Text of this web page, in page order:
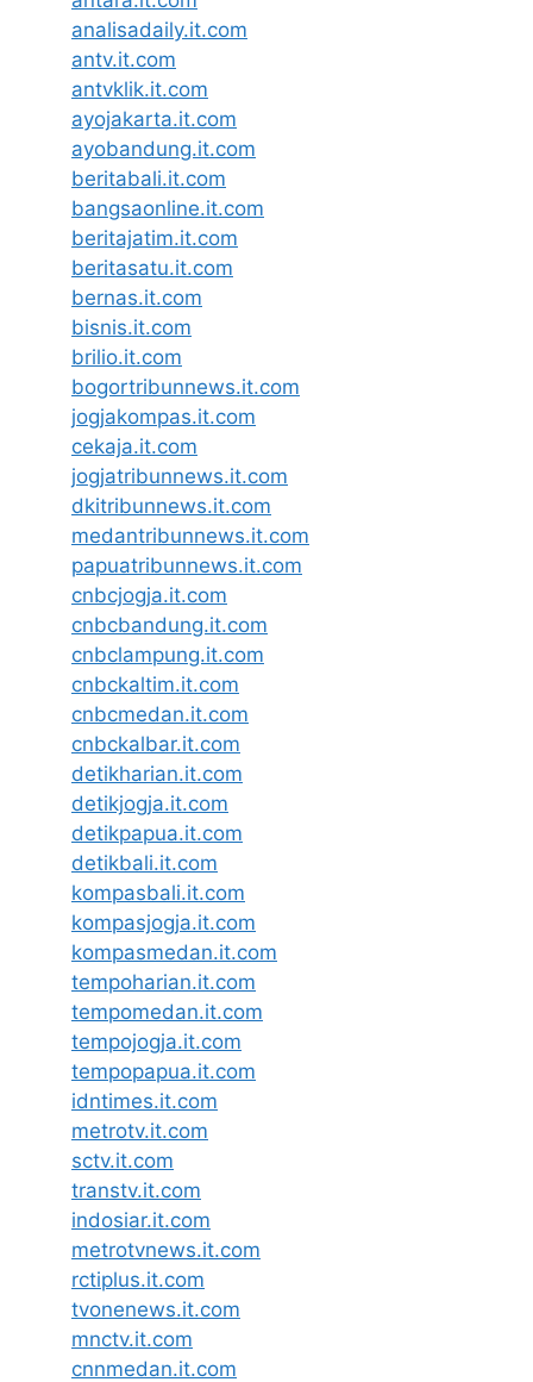
analisadaily.it.com
antv.it.com
antvklik.it.com
ayojakarta.it.com
ayobandung.it.com
beritabali.it.com
bangsaonline.it.com
beritajatim.it.com
beritasatu.it.com
bernas.it.com
bisnis.it.com
brilio.it.com
bogortribunnews.it.com
jogjakompas.it.com
cekaja.it.com
jogjatribunnews.it.com
dkitribunnews.it.com
medantribunnews.it.com
papuatribunnews.it.com
cnbcjogja.it.com
cnbcbandung.it.com
cnbclampung.it.com
cnbckaltim.it.com
cnbcmedan.it.com
cnbckalbar.it.com
detikharian.it.com
detikjogja.it.com
detikpapua.it.com
detikbali.it.com
kompasbali.it.com
kompasjogja.it.com
kompasmedan.it.com
tempoharian.it.com
tempomedan.it.com
tempojogja.it.com
tempopapua.it.com
idntimes.it.com
metrotv.it.com
sctv.it.com
transtv.it.com
indosiar.it.com
metrotvnews.it.com
rctiplus.it.com
tvonenews.it.com
mnctv.it.com
cnnmedan.it.com